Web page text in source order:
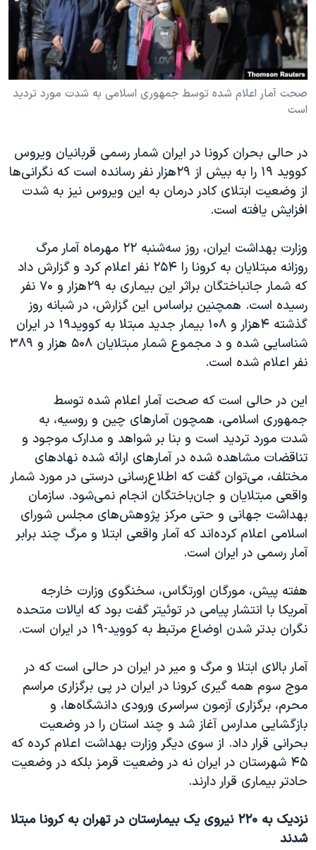
فرهنگ و زندگی
حقوق شهروندی
اقتصادی
علم و فناوری
اسرائیل در جنگ
آرشیو پخش زنده
مستندها
انتخابات ریاست جمهوری آمریکا ۲۰۲۴
حمله جمهوری اسلامی به اسرائیل
رمز مهسا
ورزش زنان در ایران
مجموعه مستندهای دادخواهی
تریبونال مردمی آبان ۹۸
دادگاه حمید نوری
چهل سال گروگان‌گیری
قانون شفافیت دارائی کادر رهبری ایران
اعتراضات مردمی آبان ۹۸
اسرائیل در جنگ
نرگس محمدی برنده جایزه نوبل صلح
همایش محافظه‌کاران آمریکا «سی‌پک»
صفحه‌های ویژه
سفر پرزیدنت ترامپ به چین
دنبال کنید
زبانهای مختلف
صحت آمار اعلام شده توسط جمهوری اسلامی به شدت مورد تردید
است
در حالی بحران کرونا در ایران شمار رسمی قربانیان ویروس
کووید ۱۹ را به بیش از ۲۹هزار نفر رسانده است که نگرانی‌ها
از وضعیت ابتلای کادر درمان به این ویروس نیز به شدت
افزایش یافته است.
وزارت بهداشت ایران، روز سه‌شنبه ۲۲ مهرماه آمار مرگ
روزانه مبتلایان به کرونا را ۲۵۴ نفر اعلام کرد و گزارش داد
که شمار جانباختگان براثر این بیماری به ۲۹هزار و ۷۰ نفر
رسیده است. همچنین براساس این گزارش، در شبانه روز
گذشته ۴هزار و ۱۰۸ بیمار جدید مبتلا به کووید۱۹ در ایران
شناسایی شده و د مجموع شمار مبتلایان ۵۰۸ هزار و ۳۸۹
نفر اعلام شده است.
این در حالی است که صحت آمار اعلام شده توسط
جمهوری اسلامی، همچون آمارهای چین و روسیه، به
شدت مورد تردید است و بنا بر شواهد و مدارک موجود و
تناقضات مشاهده شده در آمارهای ارائه شده نهادهای
مختلف، می‌توان گفت که اطلاع‌رسانی درستی در مورد شمار
واقعی مبتلایان و جان‌باختگان انجام نمی‌شود. سازمان
بهداشت جهانی و حتی مرکز پژوهش‌های مجلس شورای
اسلامی اعلام کرده‌اند که آمار واقعی ابتلا و مرگ چند برابر
آمار رسمی در ایران است.
هفته پیش، مورگان اورتگاس، سخنگوی وزارت خارجه
آمریکا با انتشار پیامی در توئیتر گفت بود که ایالات متحده
نگران بدتر شدن اوضاع مرتبط به کووید-۱۹ در ایران است.
آمار بالای ابتلا و مرگ و میر در ایران در حالی است که در
موج سوم همه گیری کرونا در ایران در پی برگزاری مراسم
محرم، برگزاری آزمون سراسری ورودی دانشگاه‌ها، و
بازگشایی مدارس آغاز شد و چند استان را در وضعیت
بحرانی قرار داد. از سوی دیگر وزارت بهداشت اعلام کرده که
۴۵ شهرستان در ایران نه در وضعیت قرمز بلکه در وضعیت
حادتر بیماری قرار دارند.
نزدیک به ۲۲۰ نیروی یک بیمارستان در تهران به کرونا مبتلا
شدند